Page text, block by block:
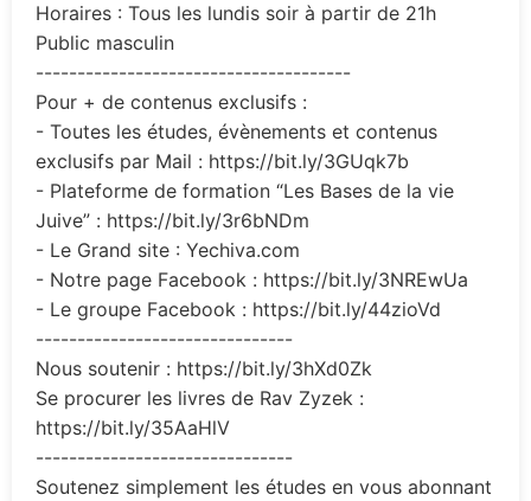
Horaires : Tous les lundis soir à partir de 21h
Public masculin
--------------------------------------
Pour + de contenus exclusifs :
- Toutes les études, évènements et contenus
exclusifs par Mail : https://bit.ly/3GUqk7b
- Plateforme de formation “Les Bases de la vie
Juive” : https://bit.ly/3r6bNDm
- Le Grand site : Yechiva.com
- Notre page Facebook : https://bit.ly/3NREwUa
- Le groupe Facebook : https://bit.ly/44zioVd
-------------------------------
Nous soutenir : https://bit.ly/3hXd0Zk
Se procurer les livres de Rav Zyzek :
https://bit.ly/35AaHlV
-------------------------------
Soutenez simplement les études en vous abonnant